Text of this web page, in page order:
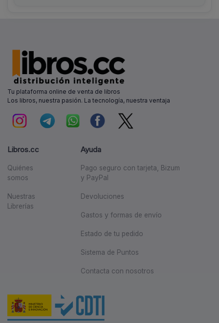
Tu plataforma online de venta de libros
Los libros, nuestra pasión. La tecnología, nuestra ventaja
Libros.cc
Quiénes
somos
Nuestras
Librerías
Ayuda
Pago seguro con tarjeta, Bizum
y PayPal
Devoluciones
Gastos y formas de envío
Estado de tu pedido
Sistema de Puntos
Contacta con nosotros